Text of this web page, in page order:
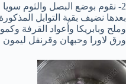
2- نقوم بوضع البصل والثوم
بعدها نضيف بقية التوابل
وملح وبابريكا وأعواد القرفة
ورق لاورا وحبهان وقرنفل